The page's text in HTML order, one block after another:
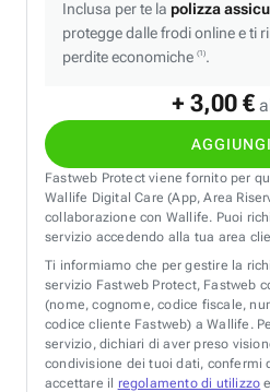
+ 3,00 €
AGGIUNGI
Inclusa per te la polizza
protegge dalle frodi online e ti
perdite economiche (1).
Fastweb Protect viene fornito per
Wallife Digital Care (App, Area
collaborazione con Wallife. Puoi
servizio accedendo alla tua area
Ti informiamo che per gestire la
servizio Fastweb Protect, Fastweb
(nome, cognome, codice fiscale,
codice cliente Fastweb) a Wallife.
servizio, dichiari di aver preso
condivisione dei tuoi dati, confermi
accettare il regolamento di utilizzo